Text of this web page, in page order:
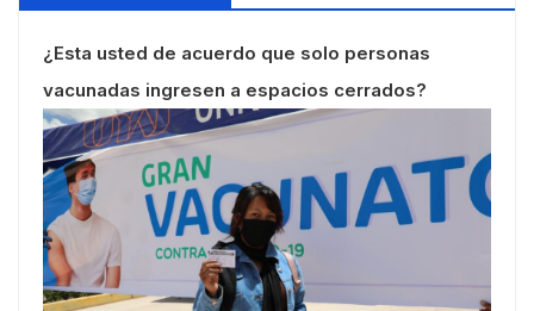
¿Esta usted de acuerdo que solo personas
vacunadas ingresen a espacios cerrados?